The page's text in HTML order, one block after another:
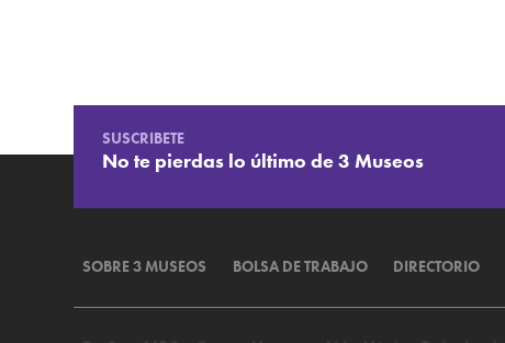
SUSCRIBETE
No te pierdas lo último de 3 Museos
SOBRE 3 MUSEOS BOLSA DE TRABAJO DIRECTORIO